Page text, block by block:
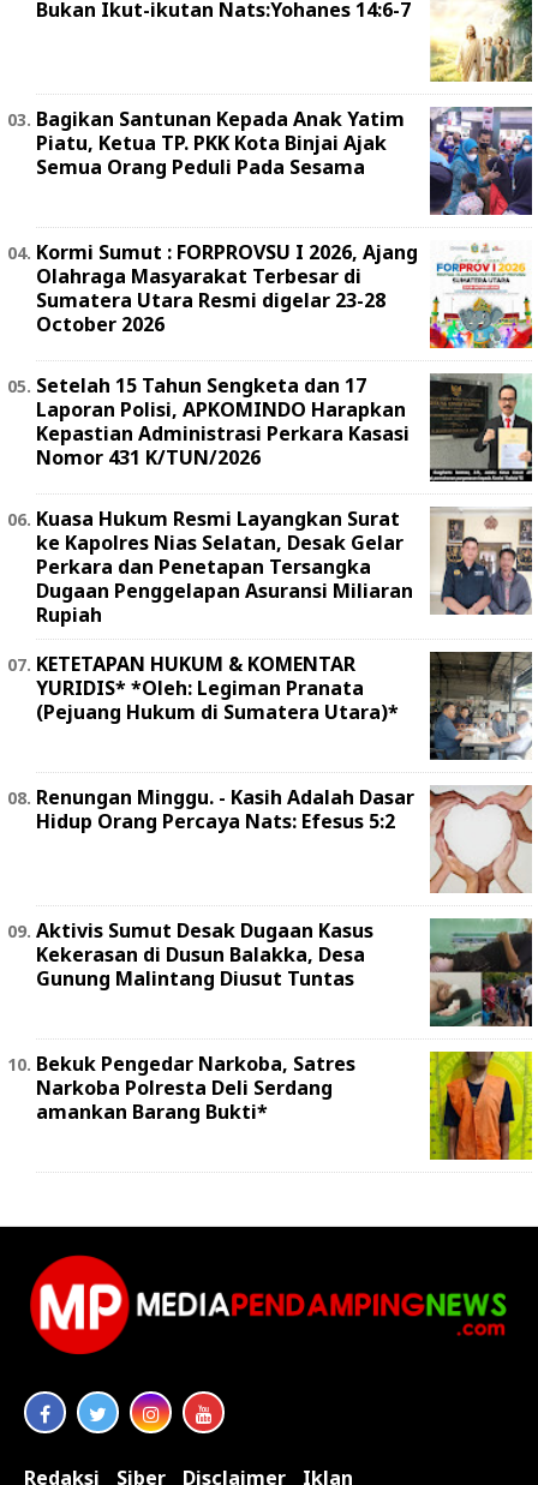
Bukan Ikut-ikutan Nats:Yohanes 14:6-7
Bagikan Santunan Kepada Anak Yatim
Piatu, Ketua TP. PKK Kota Binjai Ajak
Semua Orang Peduli Pada Sesama
Kormi Sumut : FORPROVSU I 2026, Ajang
Olahraga Masyarakat Terbesar di
Sumatera Utara Resmi digelar 23-28
October 2026
Setelah 15 Tahun Sengketa dan 17
Laporan Polisi, APKOMINDO Harapkan
Kepastian Administrasi Perkara Kasasi
Nomor 431 K/TUN/2026
Kuasa Hukum Resmi Layangkan Surat
ke Kapolres Nias Selatan, Desak Gelar
Perkara dan Penetapan Tersangka
Dugaan Penggelapan Asuransi Miliaran
Rupiah
KETETAPAN HUKUM & KOMENTAR
YURIDIS* *Oleh: Legiman Pranata
(Pejuang Hukum di Sumatera Utara)*
Renungan Minggu. - Kasih Adalah Dasar
Hidup Orang Percaya Nats: Efesus 5:2
Aktivis Sumut Desak Dugaan Kasus
Kekerasan di Dusun Balakka, Desa
Gunung Malintang Diusut Tuntas
Bekuk Pengedar Narkoba, Satres
Narkoba Polresta Deli Serdang
amankan Barang Bukti*
Redaksi Siber Disclaimer Iklan